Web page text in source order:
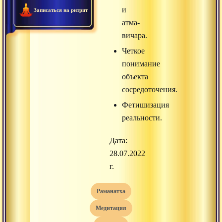
Записаться на ритрит
и
атма-
вичара.
Четкое
понимание
объекта
сосредоточения.
Фетишизация
реальности.
Дата:
28.07.2022
г.
раманатха
медитация